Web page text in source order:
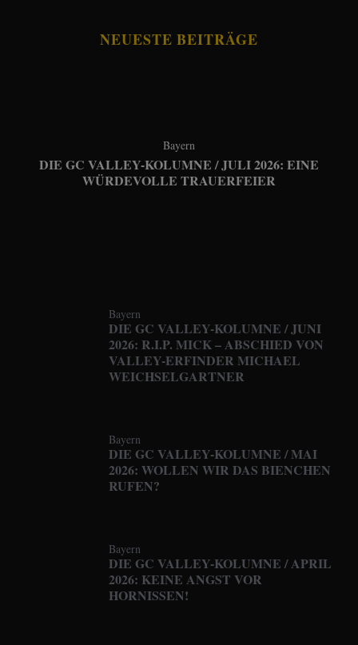
NEUESTE BEITRÄGE
Bayern
DIE GC VALLEY-KOLUMNE / JULI 2026: EINE
WÜRDEVOLLE TRAUERFEIER
Bayern
DIE GC VALLEY-KOLUMNE / JUNI
2026: R.I.P. MICK – ABSCHIED VON
VALLEY-ERFINDER MICHAEL
WEICHSELGARTNER
Bayern
DIE GC VALLEY-KOLUMNE / MAI
2026: WOLLEN WIR DAS BIENCHEN
RUFEN?
Bayern
DIE GC VALLEY-KOLUMNE / APRIL
2026: KEINE ANGST VOR
HORNISSEN!